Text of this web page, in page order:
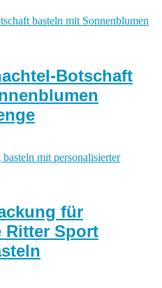
Botschaft
für
Ritter Sport